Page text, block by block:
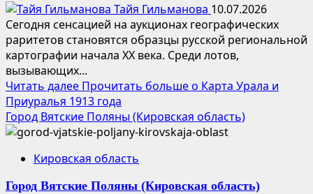
Тайя Гильманова 10.07.2026
Сегодня сенсацией на аукционах географических
раритетов становятся образцы русской региональной
картографии начала XX века. Среди лотов,
вызывающих...
Читать далее Прочитать больше о Карта Урала и
Приуралья 1913 года
Город Вятские Поляны (Кировская область)
Кировская область
Город Вятские Поляны (Кировская область)